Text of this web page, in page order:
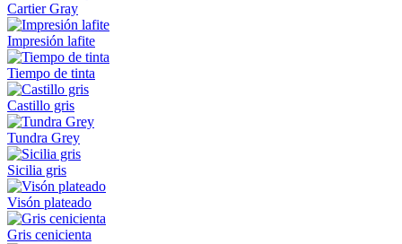
Cartier Gray
Impresión lafite
Tiempo de tinta
Castillo gris
Tundra Grey
Sicilia gris
Visón plateado
Gris cenicienta